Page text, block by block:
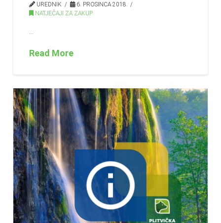
UREDNIK
6. PROSINCA 2018.
NATJEČAJI ZA ZAKUP
…
Read More